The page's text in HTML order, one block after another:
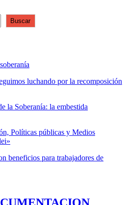
Buscar
luchando por la recomposición
la Soberanía: la embestida
Políticas públicas y Medios
beneficios para trabajadores de